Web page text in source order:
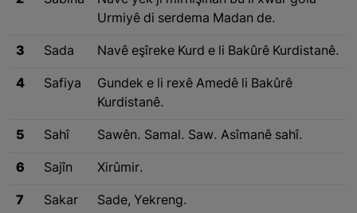
Urmiyê di serdema Madan de.
3 Sada Navê eşîreke Kurd e li Bakûrê Kurdistanê.
4 Safiya
Gundek e li rexê Amedê li Bakûrê
Kurdistanê.
5 Sahî Sawên. Samal. Saw. Asîmanê sahî.
6 Sajîn Xirûmir.
7 Sakar Sade, Yekreng.